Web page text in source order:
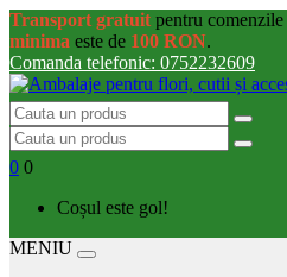
Transport gratuit pentru comenzile
minima este de 100 RON.
Comanda telefonic: 0752232609
0 0
Coșul este gol!
MENIU